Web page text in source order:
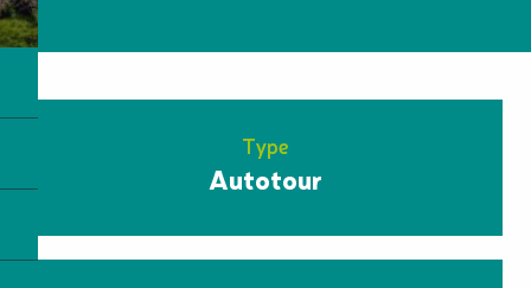
Type
Autotour